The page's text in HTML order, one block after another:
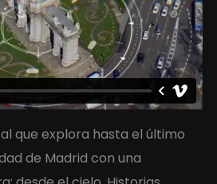
que explora hasta el último
de Madrid con una